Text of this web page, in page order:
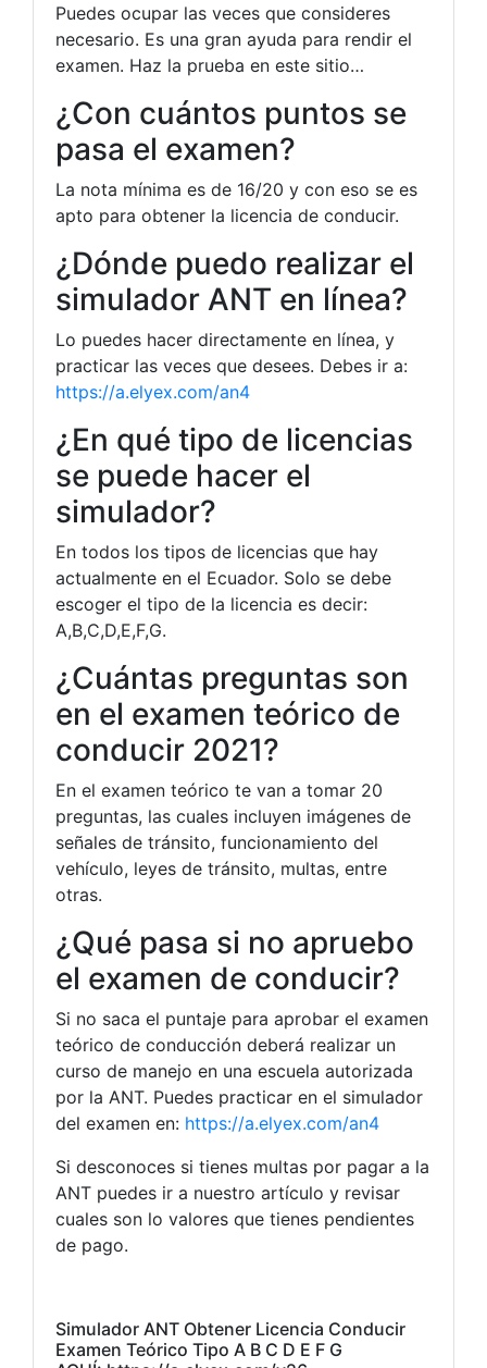
Puedes ocupar las veces que consideres
necesario. Es una gran ayuda para rendir el
examen. Haz la prueba en este sitio…
¿Con cuántos puntos se
pasa el examen?
La nota mínima es de 16/20 y con eso se es
apto para obtener la licencia de conducir.
¿Dónde puedo realizar el
simulador ANT en línea?
Lo puedes hacer directamente en línea, y
practicar las veces que desees. Debes ir a:
https://a.elyex.com/an4
¿En qué tipo de licencias
se puede hacer el
simulador?
En todos los tipos de licencias que hay
actualmente en el Ecuador. Solo se debe
escoger el tipo de la licencia es decir:
A,B,C,D,E,F,G.
¿Cuántas preguntas son
en el examen teórico de
conducir 2021?
En el examen teórico te van a tomar 20
preguntas, las cuales incluyen imágenes de
señales de tránsito, funcionamiento del
vehículo, leyes de tránsito, multas, entre
otras.
¿Qué pasa si no apruebo
el examen de conducir?
Si no saca el puntaje para aprobar el examen
teórico de conducción deberá realizar un
curso de manejo en una escuela autorizada
por la ANT. Puedes practicar en el simulador
del examen en: https://a.elyex.com/an4
Si desconoces si tienes multas por pagar a la
ANT puedes ir a nuestro artículo y revisar
cuales son lo valores que tienes pendientes
de pago.
Simulador ANT Obtener Licencia Conducir
Examen Teórico Tipo A B C D E F G